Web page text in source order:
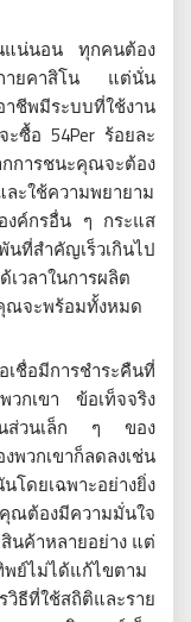
แน่นอน ทุกคนต้อง
กายคาสิโน แต่นั่น
ชีพมีระบบที่ใช้งาน
ซื้อ 54Per ร้อยละ
การชนะคุณจะต้อง
ะใช้ความพยายาม
งค์กรอื่น ๆ กระแส
ที่สำคัญเร็วเกินไป
วลาในการผลิต
ณจะพร้อมทั้งหมด
ชื่อมีการชำระคืนที่
วกเขา ข้อเท็จจริง
ป็นส่วนเล็ก ๆ ของ
พวกเขาก็ลดลงเช่น
ดยเฉพาะอย่างยิ่ง
ณต้องมีความมั่นใจ
ค้าหลายอย่าง แต่
ย์ไม่ได้แก้ไขตาม
ใช้สถิติและราย